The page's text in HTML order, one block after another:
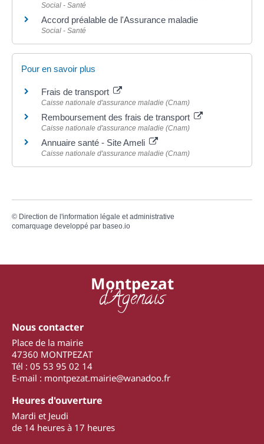
Social - Santé
Accord préalable de l'Assurance maladie
Social - Santé
Pour en savoir plus
Frais de transport
Caisse nationale d'assurance maladie (Cnam)
Remboursement des frais de transport
Caisse nationale d'assurance maladie (Cnam)
Annuaire santé - Site Ameli
Caisse nationale d'assurance maladie (Cnam)
© Direction de l'information légale et administrative
comarquage developpé par baseo.io
Montpezat
d'Agenais
Nous contacter
Place de la mairie
47360 MONTPEZAT
Tél : 05 53 95 02 14
E-mail : montpezat.mairie@wanadoo.fr
Heures d'ouverture
Mardi et Jeudi
de 14 heures à 17 heures